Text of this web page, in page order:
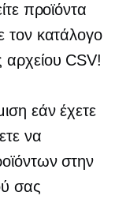
προϊόντα
τον κατάλογο
CSV!
εάν έχετε
να
στην
σας